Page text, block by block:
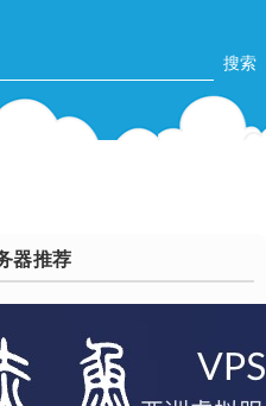
器推荐